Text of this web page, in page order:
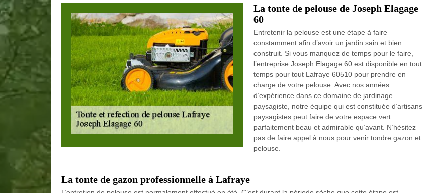
La tonte de pelouse de Joseph Elagage
60
Entretenir la pelouse est une étape à faire
constamment afin d’avoir un jardin sain et bien
construit. Si vous manquez de temps pour le faire,
l’entreprise Joseph Elagage 60 est disponible en tout
temps pour tout Lafraye 60510 pour prendre en
charge de votre pelouse. Avec nos années
d’expérience dans ce domaine de jardinage
paysagiste, notre équipe qui est constituée d’artisans
paysagistes peut faire de votre espace vert
parfaitement beau et admirable qu’avant. N’hésitez
pas de faire appel à nous pour venir tondre gazon et
pelouse.
La tonte de gazon professionnelle à Lafraye